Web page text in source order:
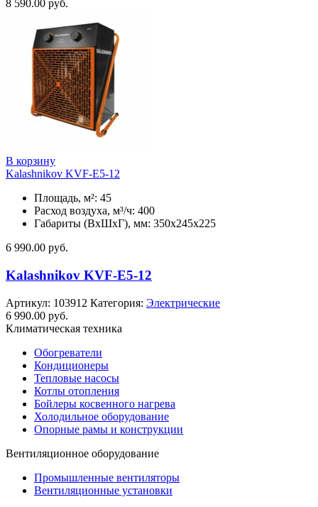
8 590.00 руб.
В корзину
Kalashnikov KVF-E5-12
Площадь, м²: 45
Расход воздуха, м³/ч: 400
Габариты (ВхШхГ), мм: 350x245x225
6 990.00 руб.
Kalashnikov KVF-E5-12
Артикул: 103912 Категория: Электрические
6 990.00 руб.
Климатическая техника
Обогреватели
Кондиционеры
Тепловые насосы
Котлы отопления
Бойлеры косвенного нагрева
Холодильное оборудование
Опорные рамы и конструкции
Вентиляционное оборудование
Промышленные вентиляторы
Вентиляционные установки